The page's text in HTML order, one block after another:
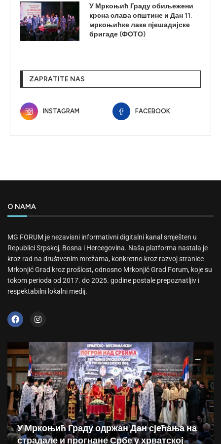
У Мркоњић Граду обиљежени
крсна слава општине и Дан 11.
мркоњићке лаке пјешадијске
бригаде (ФОТО)
ZAPRATITE NAS
INSTAGRAM FACEBOOK
O NAMA
MG FORUM je nezavisni informativni digitalni kanal smješten u
Republici Srpskoj, Bosna i Hercegovina. Naša platforma nastala je
kroz rad na društvenim mrežama, konkretno kroz razvoj stranice
Mrkonjić Grad kroz prošlost, odnosno Mrkonjić Grad Forum, koje su
tokom perioda od 2017. do 2025. godine postale prepoznatljiv i
respektabilni lokalni medij.
У Мркоњић Граду одржан Дан сјећања на
страдале и прогнане Србе у хрватској